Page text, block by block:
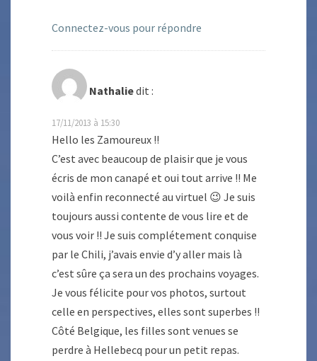
Connectez-vous pour répondre
Nathaliedit :
17/11/2013 à 15:30
Hello les Zamoureux !!
C’est avec beaucoup de plaisir que je vous
écris de mon canapé et oui tout arrive !! Me
voilà enfin reconnecté au virtuel 😉 Je suis
toujours aussi contente de vous lire et de
vous voir !! Je suis complétement conquise
par le Chili, j’avais envie d’y aller mais là
c’est sûre ça sera un des prochains voyages.
Je vous félicite pour vos photos, surtout
celle en perspectives, elles sont superbes !!
Côté Belgique, les filles sont venues se
perdre à Hellebecq pour un petit repas.